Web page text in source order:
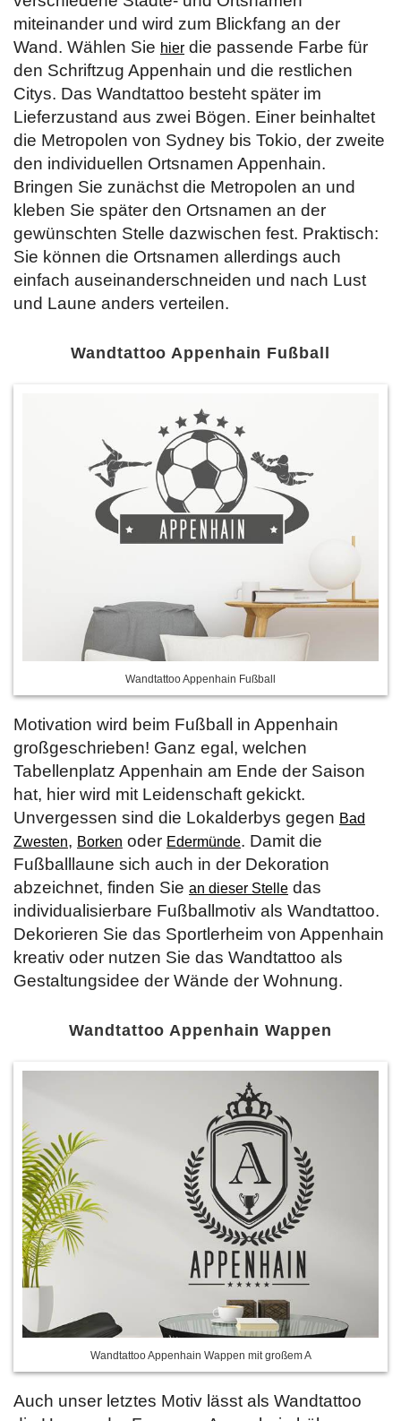
miteinander und wird zum Blickfang an der
Wand. Wählen Sie hier die passende Farbe für
den Schriftzug Appenhain und die restlichen
Citys. Das Wandtattoo besteht später im
Lieferzustand aus zwei Bögen. Einer beinhaltet
die Metropolen von Sydney bis Tokio, der zweite
den individuellen Ortsnamen Appenhain.
Bringen Sie zunächst die Metropolen an und
kleben Sie später den Ortsnamen an der
gewünschten Stelle dazwischen fest. Praktisch:
Sie können die Ortsnamen allerdings auch
einfach auseinanderschneiden und nach Lust
und Laune anders verteilen.
Wandtattoo Appenhain Fußball
Wandtattoo Appenhain Fußball
Motivation wird beim Fußball in Appenhain
großgeschrieben! Ganz egal, welchen
Tabellenplatz Appenhain am Ende der Saison
hat, hier wird mit Leidenschaft gekickt.
Unvergessen sind die Lokalderbys gegen Bad
Zwesten, Borken oder Edermünde. Damit die
Fußballlaune sich auch in der Dekoration
abzeichnet, finden Sie an dieser Stelle das
individualisierbare Fußballmotiv als Wandtattoo.
Dekorieren Sie das Sportlerheim von Appenhain
kreativ oder nutzen Sie das Wandtattoo als
Gestaltungsidee der Wände der Wohnung.
Wandtattoo Appenhain Wappen
Wandtattoo Appenhain Wappen mit großem A
Auch unser letztes Motiv lässt als Wandtattoo